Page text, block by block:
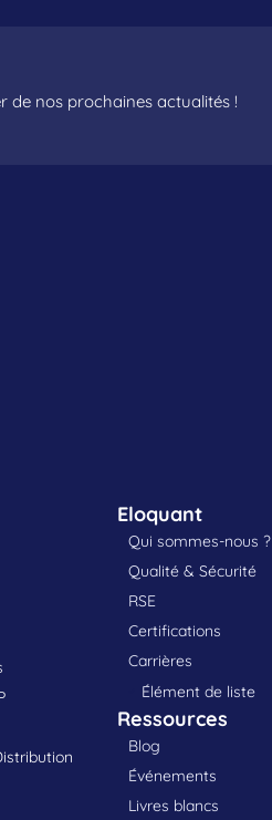
de nos prochaines actualités !
Eloquant
Qui sommes-nous ?
Qualité & Sécurité
RSE
Certifications
Carrières
Élément de liste
Ressources
Blog
Événements
Livres blancs